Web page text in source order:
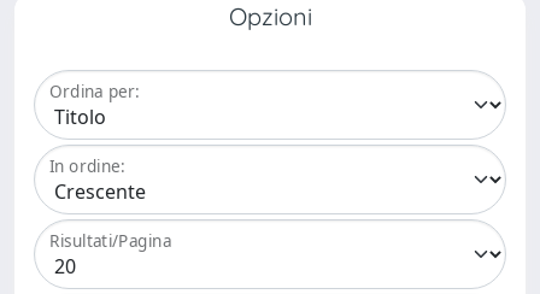
Opzioni
Ordina per:
In ordine:
Risultati/Pagina